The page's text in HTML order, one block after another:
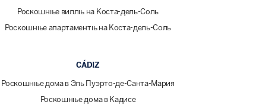
Роскошные виллы на Коста-дель-Соль
Роскошные апартаменты на Коста-дель-Соль
CÁDIZ
Роскошные дома в Эль Пуэрто-де-Санта-Мария
Роскошные дома в Кадисе